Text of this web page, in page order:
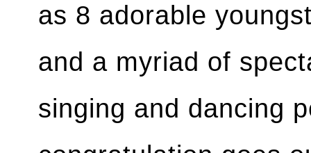
as 8 adorable
and a myriad of
singing and dancing